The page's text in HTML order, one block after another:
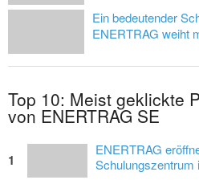
Ein bedeutender
ENERTRAG weiht
Top 10: Meist geklickte
von ENERTRAG SE
1
ENERTRAG
Schulungszentrum